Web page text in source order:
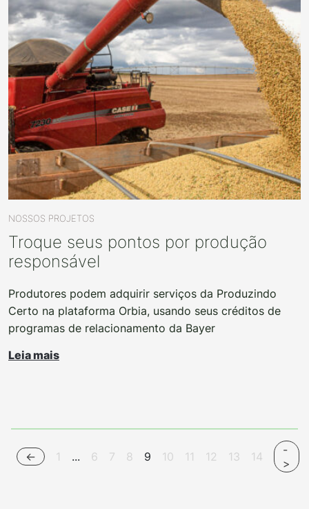
NOSSOS PROJETOS
Troque seus pontos por produção
responsável
Produtores podem adquirir serviços da Produzindo
Certo na plataforma Orbia, usando seus créditos de
programas de relacionamento da Bayer
Leia mais
<- 1 ... 6 7 8 9 10 11 12 13 14
-
>